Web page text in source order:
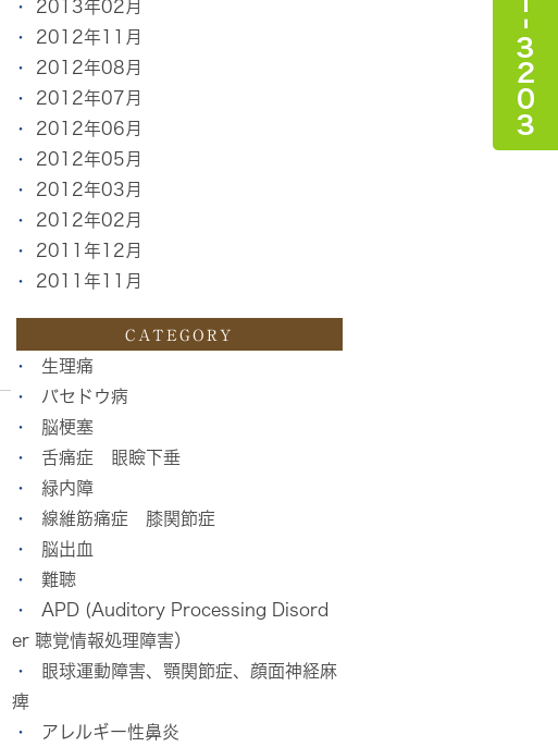
2013年02月
2012年11月
2012年08月
2012年07月
2012年06月
2012年05月
2012年03月
2012年02月
2011年12月
2011年11月
CATEGORY
生理痛
バセドウ病
脳梗塞
舌痛症 眼瞼下垂
緑内障
線維筋痛症 膝関節症
脳出血
難聴
APD (Auditory Processing Disord
er 聴覚情報処理障害）
眼球運動障害、顎関節症、顔面神経麻
痺
アレルギー性鼻炎